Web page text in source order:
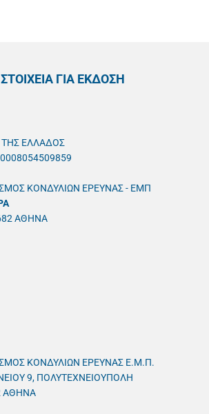
ΓΙΑ ΕΚΔΟΣΗ
ΤΗΣ ΕΛΛΑΔΟΣ
ΚΟΝΔΥΛΙΩΝ ΕΡΕΥΝΑΣ - ΕΜΠ
ΑΘΗΝΑ
ΚΟΝΔΥΛΙΩΝ ΕΡΕΥΝΑΣ Ε.Μ.Π.
9, ΠΟΛΥΤΕΧΝΕΙΟΥΠΟΛΗ
ΑΘΗΝΑ